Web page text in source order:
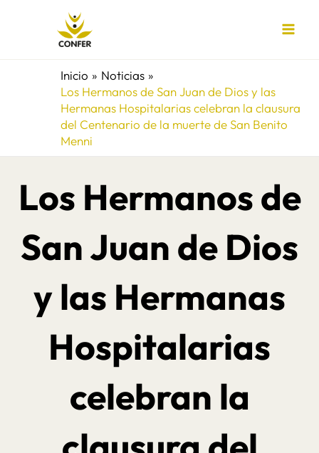
Inicio
Noticias
Los Hermanos de San Juan de Dios y las
Hermanas Hospitalarias celebran la clausura
del Centenario de la muerte de San Benito
Menni
Los Hermanos de
San Juan de Dios
y las Hermanas
Hospitalarias
celebran la